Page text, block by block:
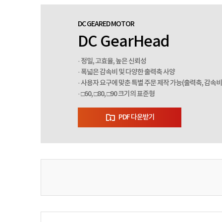
DC GEARED MOTOR
DC GearHead
· 정밀, 고효율, 높은 신뢰성
· 폭넓은 감속비 및 다양한 출력축 사양
· 사용자 요구에 맞춘 특별 주문 제작 가능(출력축, 감속
· □60, □80, □90 크기의 표준형
PDF 다운받기